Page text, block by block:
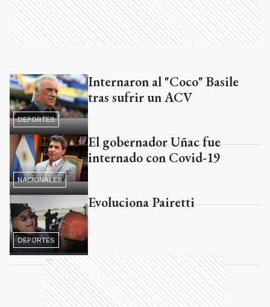
DEPORTES
Internaron al "Coco" Basile
tras sufrir un ACV
NACIONALES
El gobernador Uñac fue
internado con Covid-19
DEPORTES
Evoluciona Pairetti
Ads